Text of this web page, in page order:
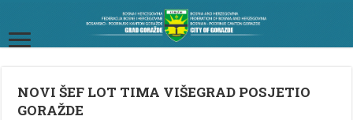
NOVI ŠEF LOT TIMA VIŠEGRAD POSJETIO
GORAŽDE